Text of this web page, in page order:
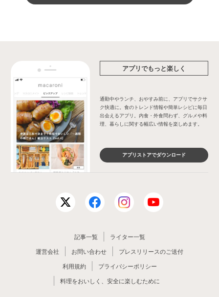
アプリでもっと楽しく
通勤中やランチ、おやすみ前に、アプリでサクサ
ク快適に。食のトレンド情報や簡単レシピに毎日
出会えるアプリ。内食・外食問わず、グルメや料
理、暮らしに関する幅広い情報を楽しめます。
アプリストアでダウンロード
記事一覧
ライター一覧
運営会社
お問い合わせ
プレスリリースのご送付
利用規約
プライバシーポリシー
料理をおいしく、安全に楽しむために